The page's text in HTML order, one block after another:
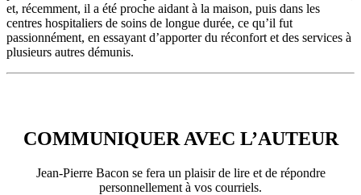
et, récemment, il a été proche aidant à la maison, puis dans les
centres hospitaliers de soins de longue durée, ce qu’il fut
passionnément, en essayant d’apporter du réconfort et des services à
plusieurs autres démunis.
COMMUNIQUER AVEC L’AUTEUR
Jean-Pierre Bacon se fera un plaisir de lire et de répondre
personnellement à vos courriels.